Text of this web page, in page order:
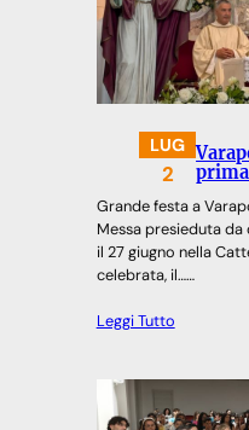
LUG
2
Grande festa a
Messa presieduta
il 27 giugno nella
celebrata, il……
Leggi Tutto